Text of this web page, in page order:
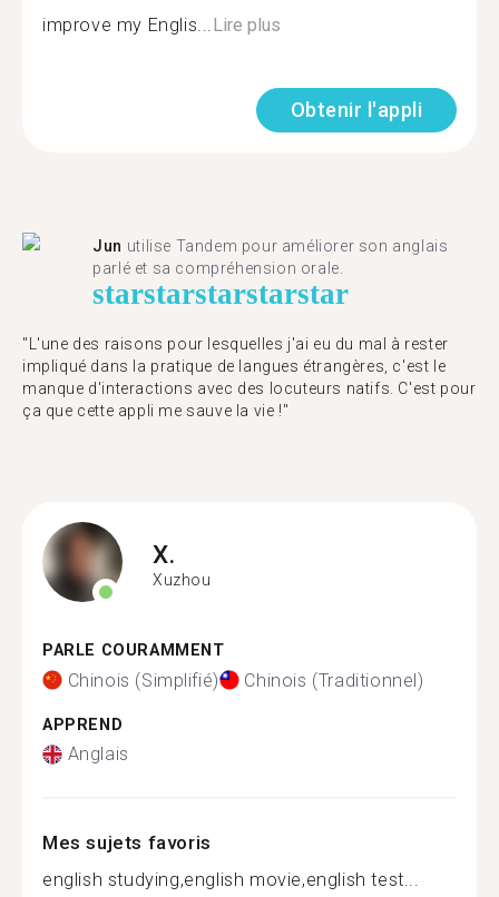
improve my Englis...Lire plus
Obtenir l'appli
Jun utilise Tandem pour améliorer son anglais
parlé et sa compréhension orale.
starstarstarstarstar
"L'une des raisons pour lesquelles j'ai eu du mal à rester
impliqué dans la pratique de langues étrangères, c'est le
manque d'interactions avec des locuteurs natifs. C'est pour
ça que cette appli me sauve la vie !"
X.
Xuzhou
PARLE COURAMMENT
Chinois (Simplifié) Chinois (Traditionnel)
APPREND
Anglais
Mes sujets favoris
english studying,english movie,english test...